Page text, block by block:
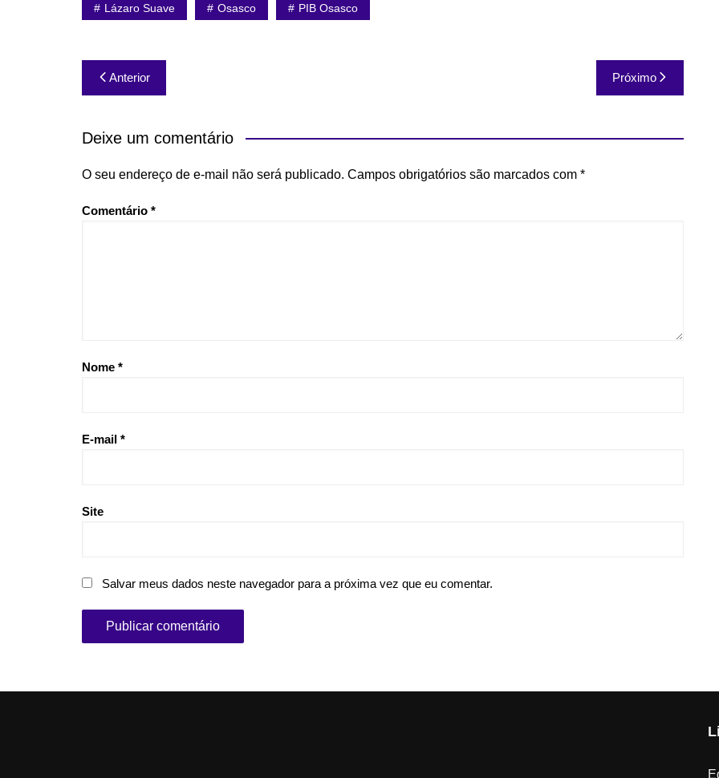
Lázaro Suave Osasco PIB Osasco
Navegação
de
Post
Anterior Próximo
Deixe um comentário
O seu endereço de e-mail não será publicado. Campos obrigatórios são marcados com *
Comentário *
Nome *
E-mail *
Site
Salvar meus dados neste navegador para a próxima vez que eu comentar.